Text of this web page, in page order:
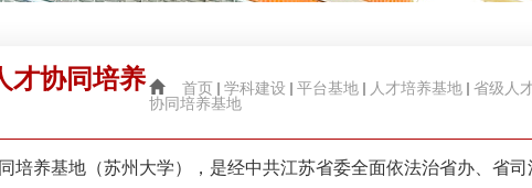
才协同培养
首页 学科建设 平台基地 人才培养基地 省级人
协同培养基地
培养基地（苏州大学），是经中共江苏省委全面依法治省办、省